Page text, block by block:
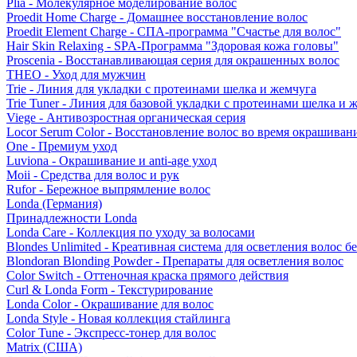
Plia - Молекулярное моделирование волос
Proedit Home Charge - Домашнее восстановление волос
Proedit Element Charge - СПА-программа "Счастье для волос"
Hair Skin Relaxing - SPA-Программа "Здоровая кожа головы"
Proscenia - Восстанавливающая серия для окрашенных волос
THEO - Уход для мужчин
Trie - Линия для укладки с протеинами шелка и жемчуга
Trie Tuner - Линия для базовой укладки с протеинами шелка и
Viege - Антивозростная органическая серия
Locor Serum Color - Восстановление волос во время
One - Премиум уход
Luviona - Окрашивание и anti-age уход
Moii - Средства для волос и рук
Rufor - Бережное выпрямление волос
Londa (Германия)
Принадлежности Londa
Londa Care - Коллекция по уходу за волосами
Blondes Unlimited - Креативная система для осветления волос
Blondoran Blonding Powder - Препараты для осветления волос
Color Switch - Оттеночная краска прямого действия
Curl & Londa Form - Текстурирование
Londa Color - Окрашивание для волос
Londa Style - Новая коллекция стайлинга
Color Tune - Экспресс-тонер для волос
Matrix (США)